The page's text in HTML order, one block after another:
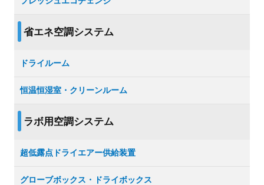
省エネ空調システム
ドライルーム
恒温恒湿室・クリーンルーム
ラボ用空調システム
超低露点ドライエアー供給装置
グローブボックス・ドライボックス